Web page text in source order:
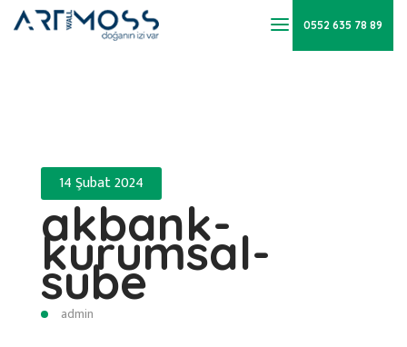
0552 635 78 89
14 Şubat 2024
akbank-
kurumsal-
sube
admin